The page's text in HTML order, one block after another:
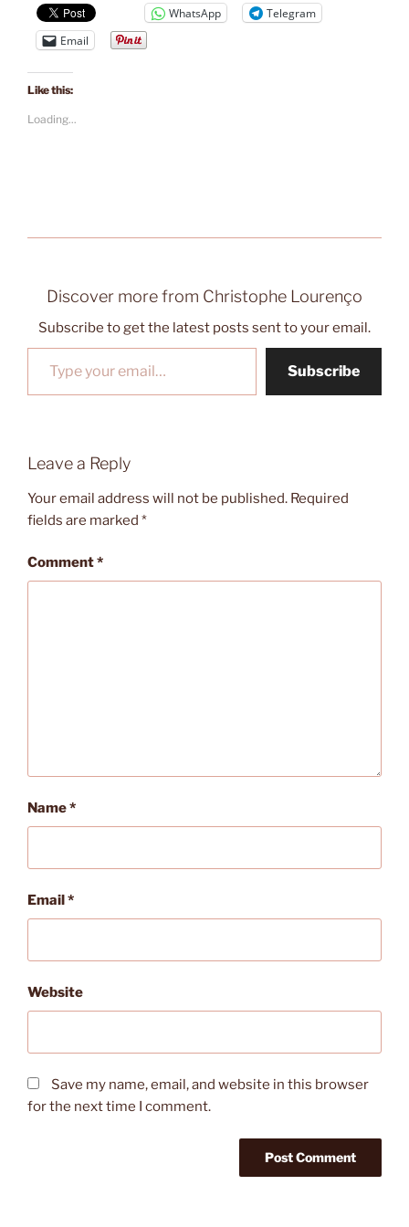
WhatsApp
Telegram
Email
Like this:
Loading...
Discover more from Christophe Lourenço
Subscribe to get the latest posts sent to your email.
Type your email…
Subscribe
Leave a Reply
Your email address will not be published. Required
fields are marked *
Comment*
Name*
Email *
Website
Save my name, email, and website in this browser
for the next time I comment.